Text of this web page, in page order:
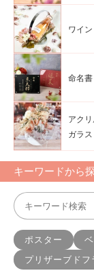
ワイン
命名書
アクリ
ガラス
キーワードから
ポスター
プリザーブドフ